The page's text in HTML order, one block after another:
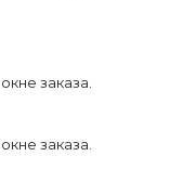
заказа.
заказа.